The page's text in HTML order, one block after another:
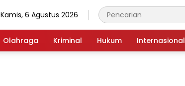
Kamis, 6 Agustus 2026
Olahraga Kriminal Hukum Internasional